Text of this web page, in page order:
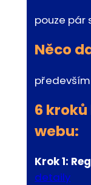
pouze pár
Něco
6
webu:
Krok 1:
detaily